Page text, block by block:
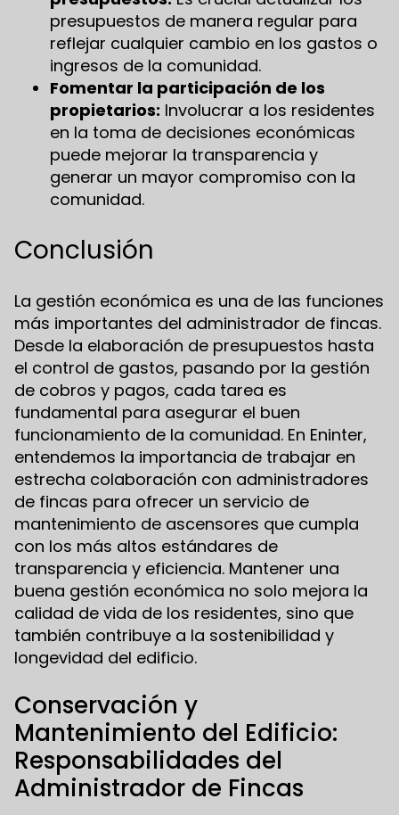
presupuestos de manera regular para
reflejar cualquier cambio en los gastos o
ingresos de la comunidad.
Fomentar la participación de los
propietarios: Involucrar a los residentes
en la toma de decisiones económicas
puede mejorar la transparencia y
generar un mayor compromiso con la
comunidad.
Conclusión
La gestión económica es una de las funciones
más importantes del administrador de fincas.
Desde la elaboración de presupuestos hasta
el control de gastos, pasando por la gestión
de cobros y pagos, cada tarea es
fundamental para asegurar el buen
funcionamiento de la comunidad. En Eninter,
entendemos la importancia de trabajar en
estrecha colaboración con administradores
de fincas para ofrecer un servicio de
mantenimiento de ascensores que cumpla
con los más altos estándares de
transparencia y eficiencia. Mantener una
buena gestión económica no solo mejora la
calidad de vida de los residentes, sino que
también contribuye a la sostenibilidad y
longevidad del edificio.
Conservación y
Mantenimiento del Edificio:
Responsabilidades del
Administrador de Fincas